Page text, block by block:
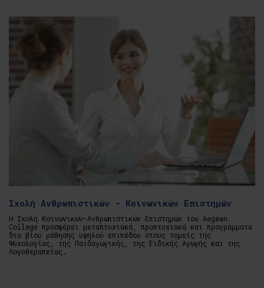
Σχολή Ανθρωπιστικών - Κοινωνικών Επιστημών
Η Σχολή Κοινωνικών-Ανθρωπιστικών Επιστημών του Aegean
College προσφέρει μεταπτυχιακά, προπτυχιακά και προγράμματα
δια βίου μάθησης υψηλού επιπέδου στους τομείς της
Ψυχολογίας, της Παιδαγωγικής, της Ειδικής Αγωγής και της
Λογοθεραπείας.